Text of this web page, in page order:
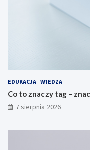
EDUKACJA WIEDZA
Co to znaczy tag –
7 sierpnia 2026